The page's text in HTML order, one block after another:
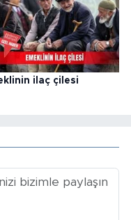
ilaç çilesi